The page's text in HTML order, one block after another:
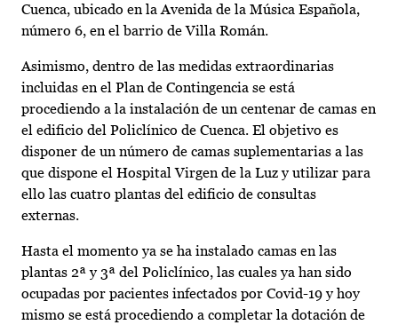
Cuenca, ubicado en la Avenida de la Música Española,
número 6, en el barrio de Villa Román.
Asimismo, dentro de las medidas extraordinarias
incluidas en el Plan de Contingencia se está
procediendo a la instalación de un centenar de camas en
el edificio del Policlínico de Cuenca. El objetivo es
disponer de un número de camas suplementarias a las
que dispone el Hospital Virgen de la Luz y utilizar para
ello las cuatro plantas del edificio de consultas
externas.
Hasta el momento ya se ha instalado camas en las
plantas 2ª y 3ª del Policlínico, las cuales ya han sido
ocupadas por pacientes infectados por Covid-19 y hoy
mismo se está procediendo a completar la dotación de